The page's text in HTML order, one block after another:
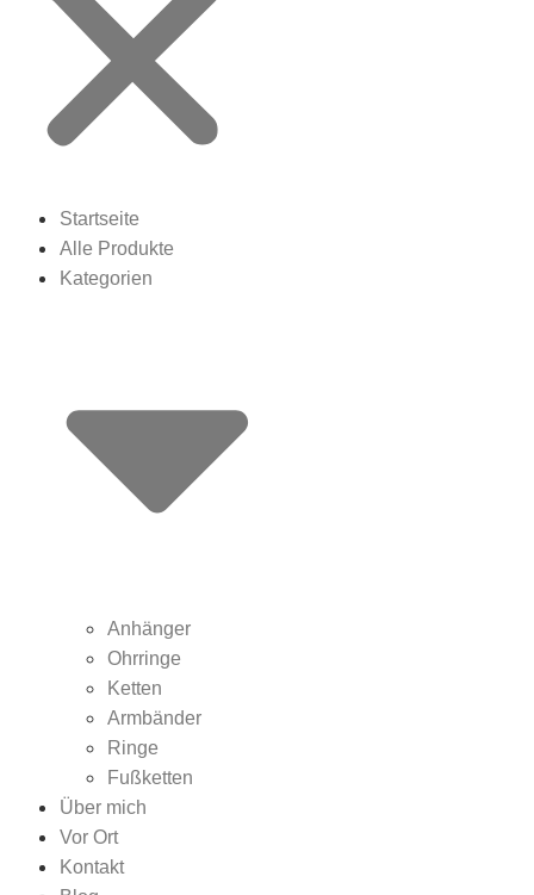
Startseite
Alle Produkte
Kategorien
Anhänger
Ohrringe
Ketten
Armbänder
Ringe
Fußketten
Über mich
Vor Ort
Kontakt